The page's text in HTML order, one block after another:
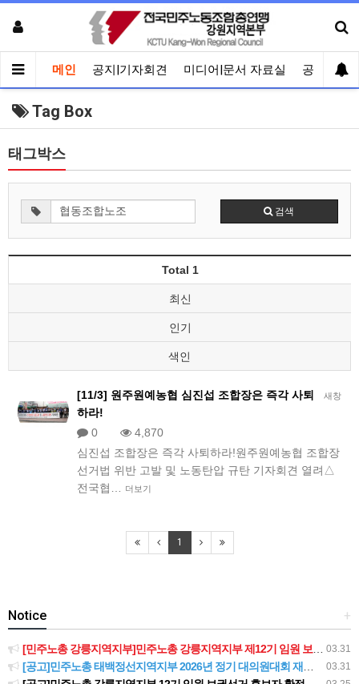
메인 공지|기자회견 미디어|문서 자료실 공유게시
Tag Box
태그박스
검색
Total 1
최신
인기
색인
새창
[11/3] 원주원예농협 심진섭 조합장은 즉각 사퇴
하라!
0
4,870
심진섭 조합장은 즉각 사퇴하라!원주원예농협 조합장
선거법 위반 고발 및 노동탄압 규탄 기자회견 열려​△
전국협…
더보기
1
+
Notice
03.31
[민주노총 강릉지역지부]민주노총 강릉지역지부 제12기 임원 보궐선거결과 공고
03.31
[공고]민주노총 태백정선지역지부 2026년 정기 대의원대회 재소집 건